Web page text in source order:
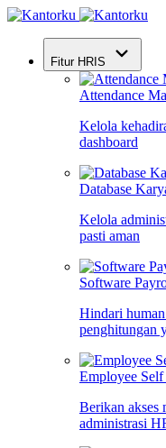
Fitur HRIS
Attendance
Kelola
dashboard
Database
Kelola
pasti aman
Software
Hindari
penghitungan
Employee Self
Berikan akses
administrasi